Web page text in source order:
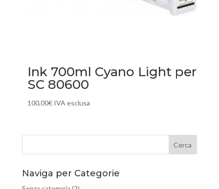
Ink 700ml Cyano Light per
SC 80600
100,00€ IVA esclusa
Naviga per Categorie